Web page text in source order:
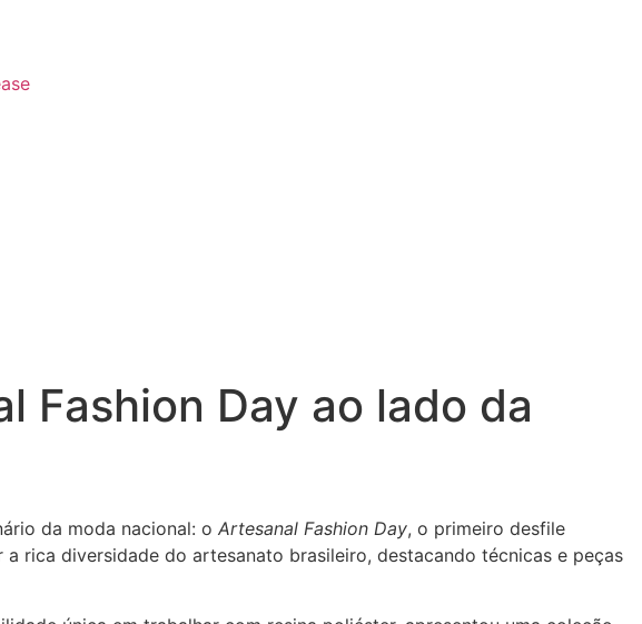
Fashion Day ao lado da
da moda nacional: o Artesanal Fashion Day, o primeiro desfile
rica diversidade do artesanato brasileiro, destacando técnicas e peças